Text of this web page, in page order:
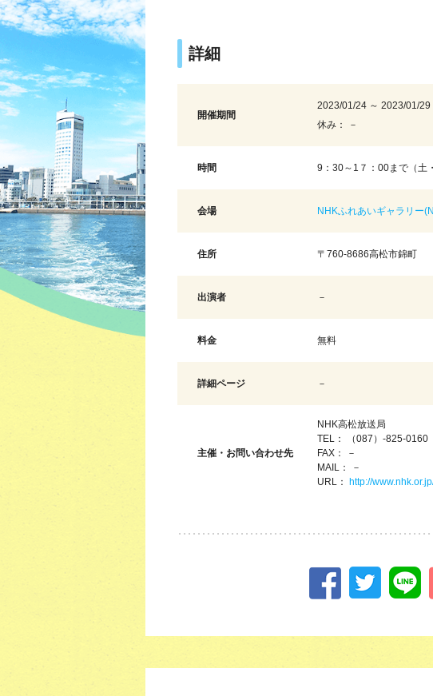
詳細
開催期間
2023/01/24 ～ 2023/01/29
休み： －
時間 9：30～1７：00まで（土
会場 NHKふれあいギャラリー
住所 〒760-8686高松市錦町
出演者 －
料金 無料
詳細ページ －
主催・お問い合わせ先
NHK高松放送局
TEL： （087）-825-0160
FAX： －
MAIL： －
URL： http://